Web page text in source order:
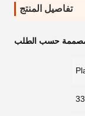
تفاصيل المنتج
حسب الطلب